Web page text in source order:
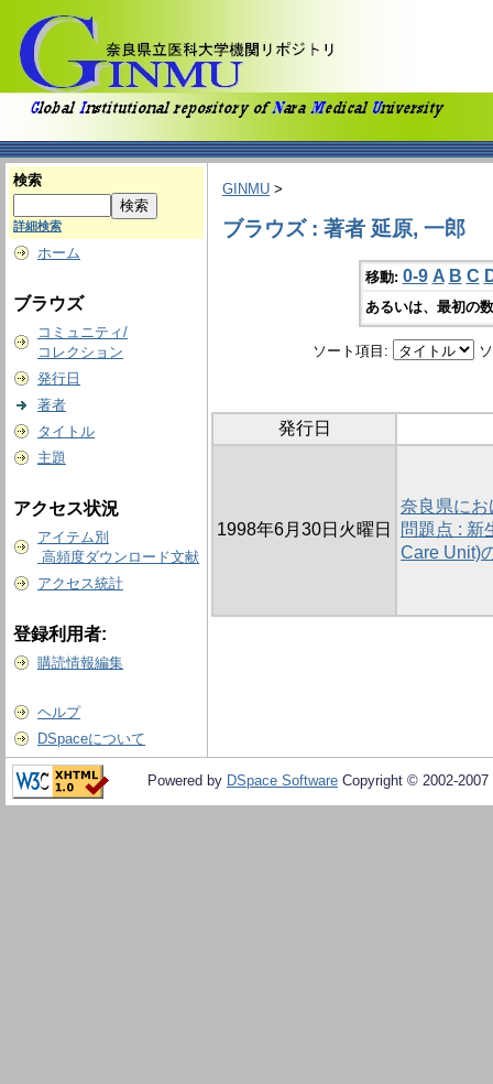
検索
詳細検索
ホーム
ブラウズ
コミュニティ/
コレクション
発行日
著者
タイトル
主題
アクセス状況
アイテム別
高頻度ダウンロード文献
アクセス統計
登録利用者:
購読情報編集
ヘルプ
DSpaceについて
GINMU >
ブラウズ : 著者 延原, 一郎
移動: 0-9 A B C
あるいは、最初の
ソート項目:
発行日
1998年6月30日火曜日
奈良県に
問題点 : 新
Care Unit)
Powered by DSpace Software Copyright © 2002-2007